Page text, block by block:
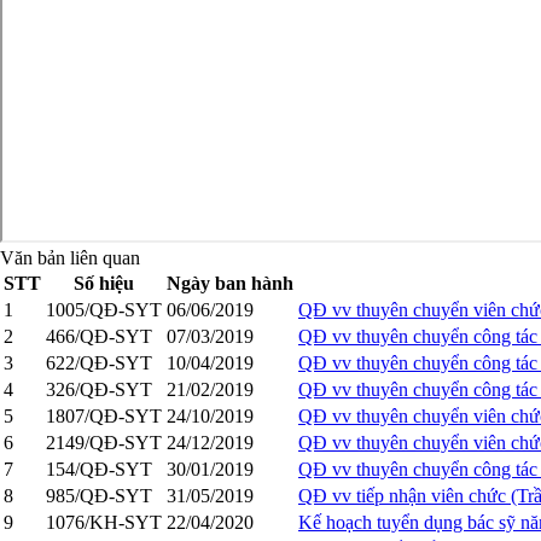
Văn bản liên quan
STT
Số hiệu
Ngày ban hành
1
1005/QĐ-SYT 06/06/2019
QĐ vv thuyên chuyển viên
2
466/QĐ-SYT 07/03/2019
QĐ vv thuyên chuyển công
3
622/QĐ-SYT 10/04/2019
QĐ vv thuyên chuyển công
4
326/QĐ-SYT 21/02/2019
QĐ vv thuyên chuyển công
5
1807/QĐ-SYT 24/10/2019
QĐ vv thuyên chuyển viên
6
2149/QĐ-SYT 24/12/2019
QĐ vv thuyên chuyển viên
7
154/QĐ-SYT 30/01/2019
QĐ vv thuyên chuyển công
8
985/QĐ-SYT 31/05/2019
QĐ vv tiếp nhận viên chức
9
1076/KH-SYT 22/04/2020
Kế hoạch tuyển dụng bác sỹ